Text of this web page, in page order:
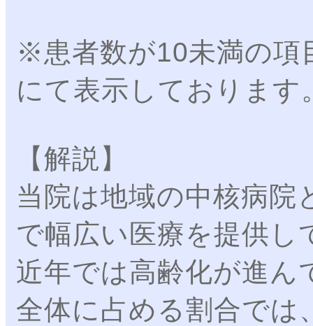
※患者数が10未満の項
にて表示しております
【解説】
当院は地域の中核病院
で幅広い医療を提供し
近年では高齢化が進ん
全体に占める割合では